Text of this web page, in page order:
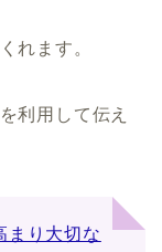
れます。
利用して伝え
まり大切な